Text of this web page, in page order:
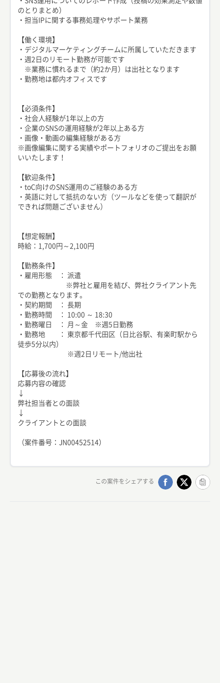
のとりまとめ）
・担当IPに関する事務処理やサポート業務
【働く環境】
・デジタルマーケティングチームに所属していただきます
・週2日のリモート勤務が可能です
※業務に慣れるまで（約2か月）は出社となります
・勤務地は都内オフィスです
【必須条件】
・社会人経験が1年以上の方
・企業のSNSの運用経験が2年以上ある方
・画像・動画の編集経験がある方
※画像編集に関する実績やポートフォリオのご提出をお願
いいたします！
【歓迎条件】
・toC向けのSNS運用のご経験のある方
・英語に対して抵抗のない方（ツールなどを使って翻訳が
できれば問題ございません）
【想定報酬】
時給：1,700円～2,100円
【勤務条件】
・雇用形態 ： 派遣
※弊社と雇用を結び、弊社クライアント先
での勤務となります。
・契約期間 ： 長期
・勤務時間 ： 10:00 ～ 18:30
・勤務曜日 ： 月～金 ※週5日勤務
・勤務地 ： 東京都千代田区（日比谷駅、有楽町駅から
徒歩5分以内）
※週2日リモート/他出社
【応募後の流れ】
応募内容の確認
↓
弊社担当者との面談
↓
クライアントとの面談
（案件番号：JN00452514）
この案件をシェアする